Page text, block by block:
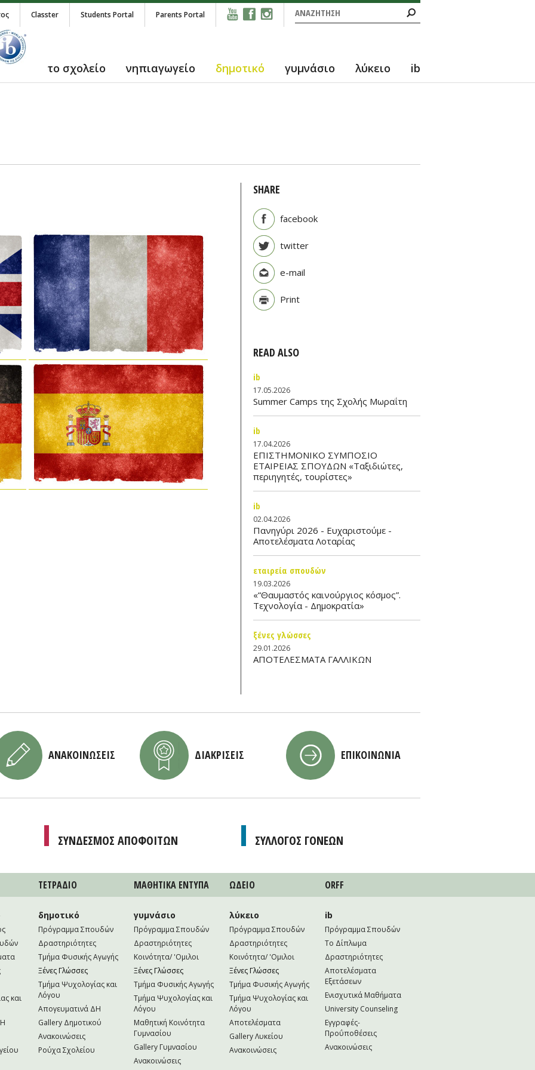
Φόρμα αναζήτησης
Αναζήτηση
Classter Students Portal Parents Portal
το σχολείο νηπιαγωγείο δημοτικό γυμνάσιο λύκειο ib
SHARE
facebook
twitter
e-mail
Print
READ ALSO
ib
17.05.2026
Summer Camps της Σχολής Μωραΐτη
ib
17.04.2026
ΕΠΙΣΤΗΜΟΝΙΚΟ ΣΥΜΠΟΣΙΟ
ΕΤΑΙΡΕΙΑΣ ΣΠΟΥΔΩΝ «Ταξιδιώτες,
περιηγητές, τουρίστες»
ib
02.04.2026
Πανηγύρι 2026 - Ευχαριστούμε -
Αποτελέσματα Λοταρίας
εταιρεία σπουδών
19.03.2026
«“Θαυμαστός καινούργιος κόσμος”.
Τεχνολογία - Δημοκρατία»
ξένες γλώσσες
29.01.2026
ΑΠΟΤΕΛΕΣΜΑΤΑ ΓΑΛΛΙΚΩΝ
ΑΝΑΚΟΙΝΩΣΕΙΣ ΔΙΑΚΡΙΣΕΙΣ ΕΠΙΚΟΙΝΩΝΙΑ
ΣΥΝΔΕΣΜΟΣ ΑΠΟΦΟΙΤΩΝ ΣΥΛΛΟΓΟΣ ΓΟΝΕΩΝ
ΤΕΤΡAΔΙΟ ΜΑΘΗΤΙΚA ΕΝΤΥΠΑ ΩΔΕΙΟ ORFF
και
δημοτικό
Πρόγραμμα Σπουδών
Δραστηριότητες
Τμήμα Φυσικής Αγωγής
Ξένες Γλώσσες
Τμήμα Ψυχολογίας και
Λόγου
Απογευματινά ΔΗ
Gallery Δημοτικού
Ανακοινώσεις
Ρούχα Σχολείου
γυμνάσιο
Πρόγραμμα Σπουδών
Δραστηριότητες
Κοινότητα/ 'Ομιλοι
Ξένες Γλώσσες
Τμήμα Φυσικής Αγωγής
Τμήμα Ψυχολογίας και
Λόγου
Μαθητική Κοινότητα
Γυμνασίου
Gallery Γυμνασίου
Ανακοινώσεις
λύκειο
Πρόγραμμα Σπουδών
Δραστηριότητες
Κοινότητα/ 'Ομιλοι
Ξένες Γλώσσες
Τμήμα Φυσικής Αγωγής
Τμήμα Ψυχολογίας και
Λόγου
Αποτελέσματα
Gallery Λυκείου
Ανακοινώσεις
ib
Πρόγραμμα Σπουδών
Το Δίπλωμα
Δραστηριότητες
Αποτελέσματα
Εξετάσεων
Ενισχυτικά Μαθήματα
University Counseling
Εγγραφές-
Προΰποθέσεις
Ανακοινώσεις